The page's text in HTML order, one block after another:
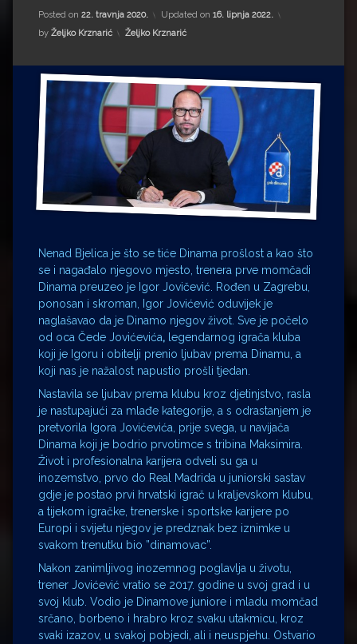
Drugi autori
Drugi autori
Matea Andrić
Ljiljana Lekanić-Kljaić
Željko Krznarić
Mario Lovreković
Posted on 22. travnja 2020. Updated on 16. lipnja 2022.
by Željko Krznarić Kategorije:
Željko Krznarić
Nenad Bjelica je što se tiće Dinama prošlost a kao što
se i nagađalo njegovo mjesto, trenera prve momčadi
Dinama preuzeo je Igor Jovičević. Rođen u Zagrebu,
ponosan i skroman, Igor Jovićević oduvijek je
naglašavao da je Dinamo njegov život. Sve je počelo
od oca Čede Jovićevića, legendarnog igrača kluba
koji je Igoru i obitelji prenio ljubav prema Dinamu, a
koji nas je nažalost napustio prošli tjedan.
Nastavila se ljubav prema klubu kroz djetinjstvo, rasla
je nastupajući za mlađe kategorije, a s odrastanjem je
pretvorila Igora Jovićevića, prije svega, u navijača
Dinama koji je bodrio prvotimce s tribina Maksimira.
Život i profesionalna karijera odveli su ga u
inozemstvo, prvo do Real Madrida u juniorski sastav
gdje je postao prvi hrvatski igrač u kraljevskom klubu,
a tijekom igračke, trenerske i sportske karijere po
Europi i svijetu njegov je predznak bez iznimke u
svakom trenutku bio ”dinamovac”.
Nakon zanimljivog inozemnog poglavlja u životu,
trener Jovićević vratio se 2017. godine u svoj grad i u
svoj klub. Vodio je Dinamove juniore i mladu momčad
srčano, borbeno i hrabro kroz svaku utakmicu, kroz
svaki izazov, u svakoj pobjedi, ali i neuspjehu. Ostvario